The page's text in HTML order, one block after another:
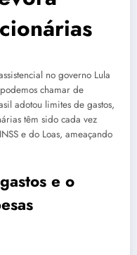
no governo Lula
chamar de
adotou limites de gastos,
têm sido cada vez
e do Loas, ameaçando
e o